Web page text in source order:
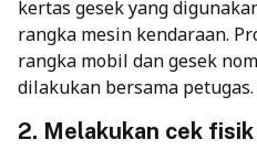
kertas gesek yang
rangka mesin kendaraan.
rangka mobil dangesek
dilakukan bersama petugas.
2. Melakukan cek fisik